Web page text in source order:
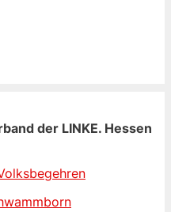
der LINKE. Hessen